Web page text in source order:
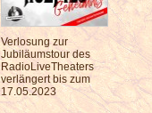
Verlosung zur
Jubiläumstour des
RadioLiveTheaters
verlängert bis zum
17.05.2023